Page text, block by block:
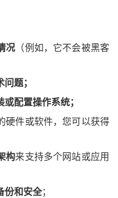
况 （例如，它不会被黑客
题；
或配置操作系统；
硬件或软件，您可以获得
构来支持多个网站或应用
份和安全；